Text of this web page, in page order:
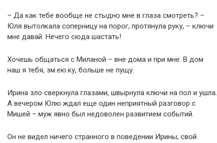
– Да как тебе вообще не стыдно мне в глаза смотреть? –
Юля вытолкала соперницу на порог, протянула руку, – ключи
мне давай. Нечего сюда шастать!
Хочешь общаться с Миланой – вне дома и при мне. В дом
наш я тебя, зм.ею.ку, больше не пущу.
Ирина зло сверкнула глазами, швырнула ключи на пол и ушла.
А вечером Юлю ждал еще один неприятный разговор с
Мишей – муж явно был недоволен развитием событий.
Он не видел ничего странного в поведении Ирины, свой